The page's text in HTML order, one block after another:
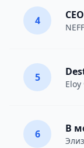
4 CEO
5
Eloy
6 В